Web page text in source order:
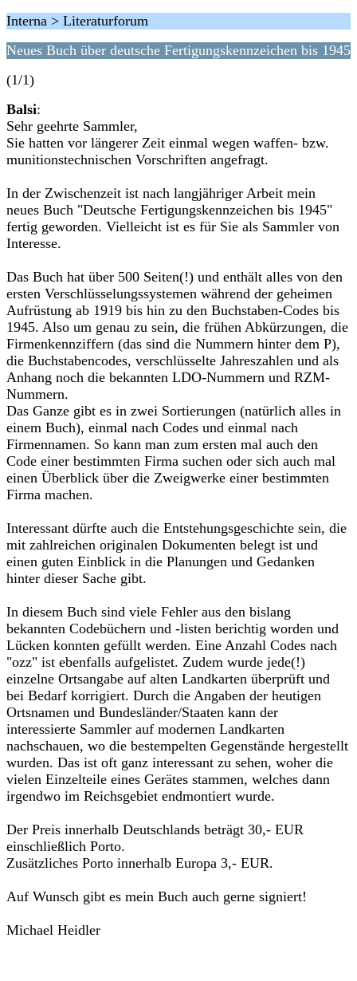
Interna > Literaturforum
Neues Buch über deutsche Fertigungskennzeichen bis 1945
(1/1)
Balsi:
Sehr geehrte Sammler,
Sie hatten vor längerer Zeit einmal wegen waffen- bzw.
munitionstechnischen Vorschriften angefragt.
In der Zwischenzeit ist nach langjähriger Arbeit mein
neues Buch "Deutsche Fertigungskennzeichen bis 1945"
fertig geworden. Vielleicht ist es für Sie als Sammler von
Interesse.
Das Buch hat über 500 Seiten(!) und enthält alles von den
ersten Verschlüsselungssystemen während der geheimen
Aufrüstung ab 1919 bis hin zu den Buchstaben-Codes bis
1945. Also um genau zu sein, die frühen Abkürzungen, die
Firmenkennziffern (das sind die Nummern hinter dem P),
die Buchstabencodes, verschlüsselte Jahreszahlen und als
Anhang noch die bekannten LDO-Nummern und RZM-
Nummern.
Das Ganze gibt es in zwei Sortierungen (natürlich alles in
einem Buch), einmal nach Codes und einmal nach
Firmennamen. So kann man zum ersten mal auch den
Code einer bestimmten Firma suchen oder sich auch mal
einen Überblick über die Zweigwerke einer bestimmten
Firma machen.
Interessant dürfte auch die Entstehungsgeschichte sein, die
mit zahlreichen originalen Dokumenten belegt ist und
einen guten Einblick in die Planungen und Gedanken
hinter dieser Sache gibt.
In diesem Buch sind viele Fehler aus den bislang
bekannten Codebüchern und -listen berichtig worden und
Lücken konnten gefüllt werden. Eine Anzahl Codes nach
"ozz" ist ebenfalls aufgelistet. Zudem wurde jede(!)
einzelne Ortsangabe auf alten Landkarten überprüft und
bei Bedarf korrigiert. Durch die Angaben der heutigen
Ortsnamen und Bundesländer/Staaten kann der
interessierte Sammler auf modernen Landkarten
nachschauen, wo die bestempelten Gegenstände hergestellt
wurden. Das ist oft ganz interessant zu sehen, woher die
vielen Einzelteile eines Gerätes stammen, welches dann
irgendwo im Reichsgebiet endmontiert wurde.
Der Preis innerhalb Deutschlands beträgt 30,- EUR
einschließlich Porto.
Zusätzliches Porto innerhalb Europa 3,- EUR.
Auf Wunsch gibt es mein Buch auch gerne signiert!
Michael Heidler